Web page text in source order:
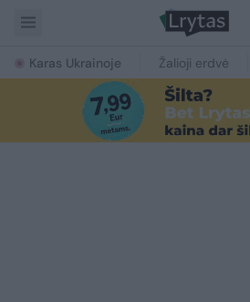
Karas Ukrainoje Žalioji erdvė